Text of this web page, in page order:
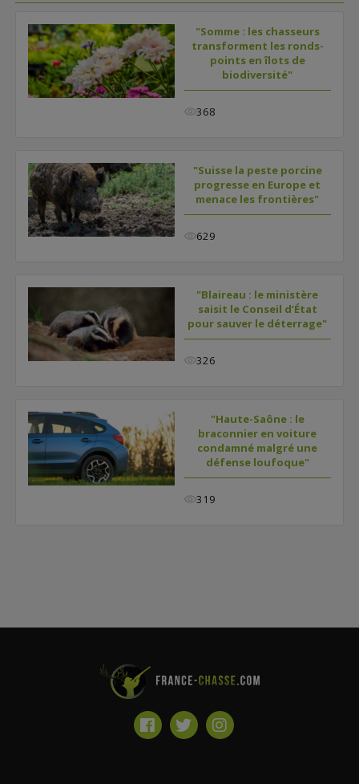
"Somme : les chasseurs
transforment les ronds-
points en îlots de
biodiversité"
368
"Suisse la peste porcine
progresse en Europe et
menace les frontières"
629
"Blaireau : le ministère
saisit le Conseil d’État
pour sauver le déterrage"
326
"Haute-Saône : le
braconnier en voiture
condamné malgré une
défense loufoque"
319